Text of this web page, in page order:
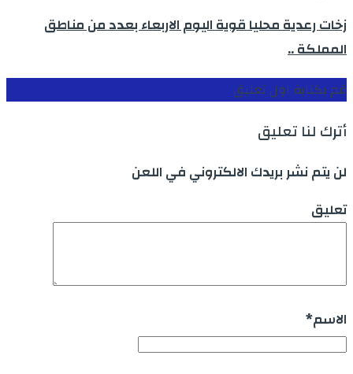
زخات رعدية محليا قوية اليوم الاربعاء بعدد من مناطق
المملكة ..
قم بكتابة اول تعليق
أترك لنا تعليق
لن يتم نشر بريدك الالكتروني في اللعن
تعليق
الاسم*